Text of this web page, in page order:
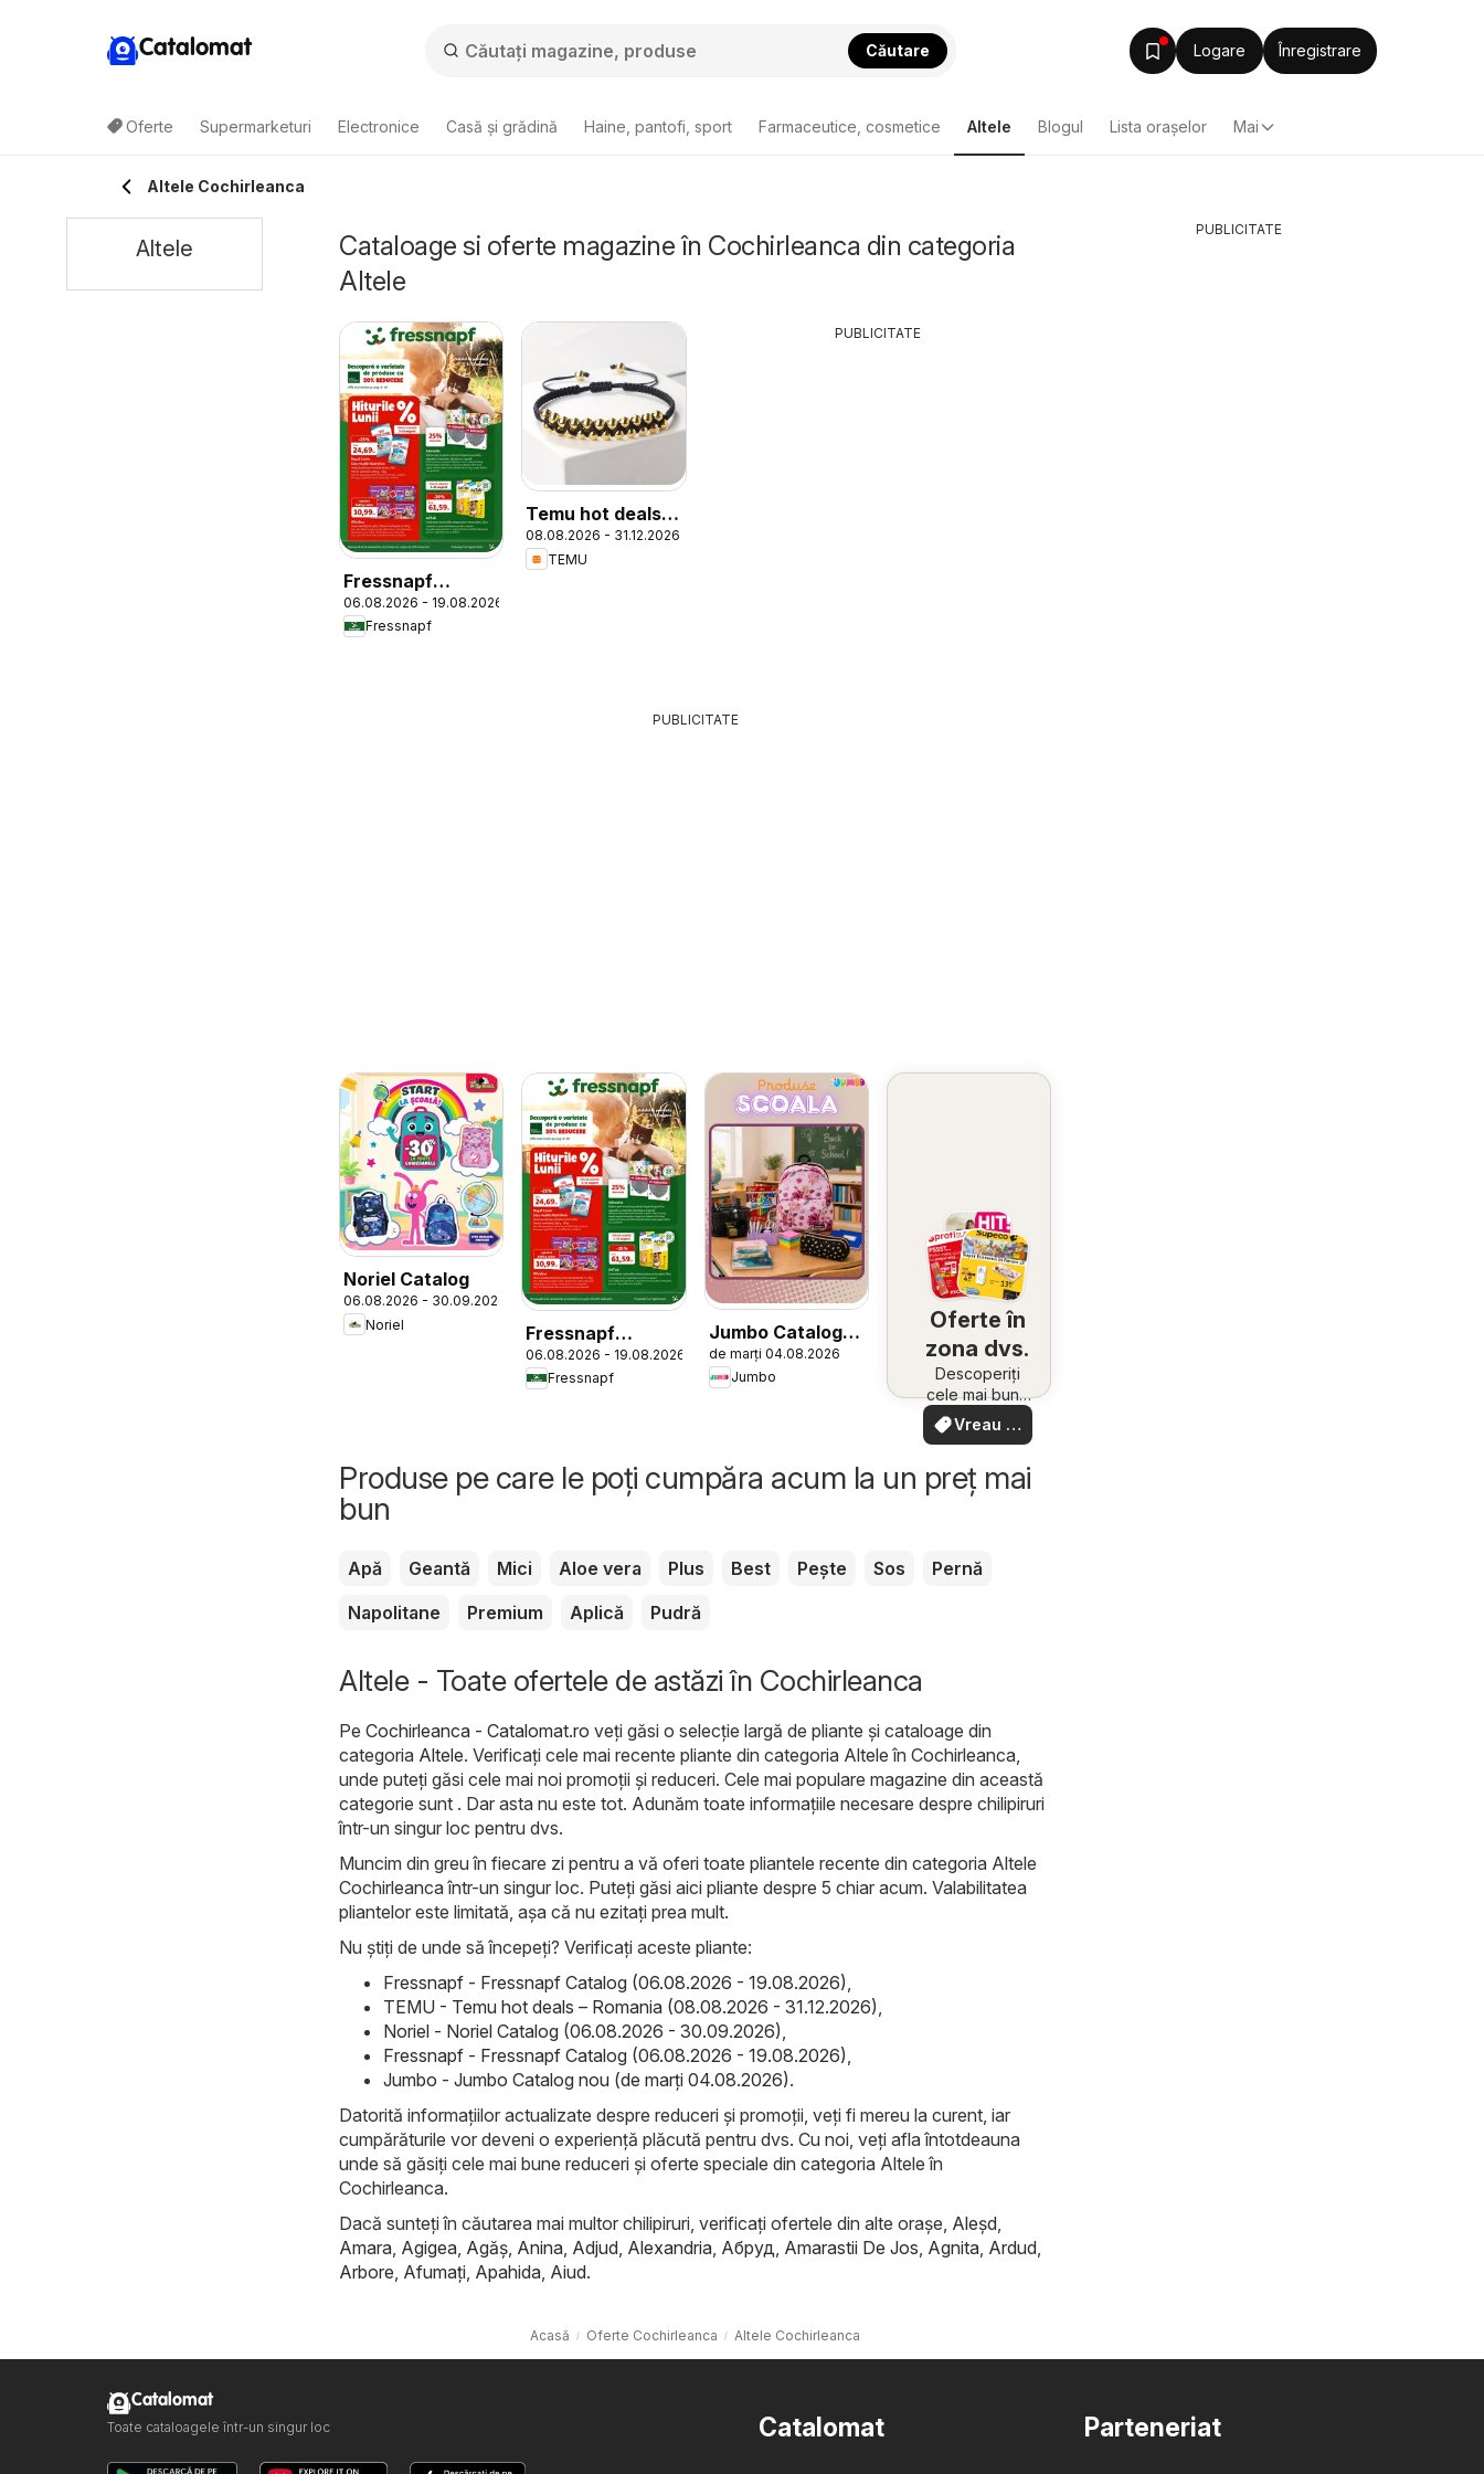
Catalomat Căutare Logare Înregistrare
Oferte Supermarketuri Electronice Casă și grădină Haine, pantofi, sport Farmaceutice, cosmetice Altele Blogul Lista oraşelor Mai
Altele Cochirleanca
Cataloage si oferte magazine în Cochirleanca din categoria
Altele
Fressnapf
Catalog
06.08.2026 - 19.08.2026
Fressnapf
Temu hot deals –
Romania
08.08.2026 - 31.12.2026
TEMU
PUBLICITATE
PUBLICITATE
Noriel Catalog
06.08.2026 - 30.09.2026
Noriel
Fressnapf
Catalog
06.08.2026 - 19.08.2026
Fressnapf
Jumbo Catalog
nou
de marți 04.08.2026
Jumbo
Oferte în
zona dvs.
Descoperiți
cele mai bune
oferte din
apropiere –
Vreau să
văd
Produse pe care le poți cumpăra acum la un preț mai
bun
Apă Geantă Mici Aloe vera Plus Best Pește Sos
Pernă
Napolitane
Premium Aplică Pudră
Altele - Toate ofertele de astăzi în Cochirleanca
Pe Cochirleanca - Catalomat.ro veți găsi o selecție largă de pliante și cataloage din
categoria Altele. Verificați cele mai recente pliante din categoria Altele în Cochirleanca,
unde puteți găsi cele mai noi promoții și reduceri. Cele mai populare magazine din această
categorie sunt . Dar asta nu este tot. Adunăm toate informațiile necesare despre chilipiruri
într-un singur loc pentru dvs.
Muncim din greu în fiecare zi pentru a vă oferi toate pliantele recente din categoria Altele
Cochirleanca într-un singur loc. Puteți găsi aici pliante despre 5 chiar acum. Valabilitatea
pliantelor este limitată, așa că nu ezitați prea mult.
Nu știți de unde să începeți? Verificați aceste pliante:
Fressnapf - Fressnapf Catalog (06.08.2026 - 19.08.2026)
TEMU - Temu hot deals – Romania (08.08.2026 - 31.12.2026)
Noriel - Noriel Catalog (06.08.2026 - 30.09.2026)
Fressnapf - Fressnapf Catalog (06.08.2026 - 19.08.2026)
Jumbo - Jumbo Catalog nou (de marți 04.08.2026).
Datorită informațiilor actualizate despre reduceri și promoții, veți fi mereu la curent, iar
cumpărăturile vor deveni o experiență plăcută pentru dvs. Cu noi, veți afla întotdeauna
unde să găsiți cele mai bune reduceri și oferte speciale din categoria Altele în
Cochirleanca.
Dacă sunteți în căutarea mai multor chilipiruri, verificați ofertele din alte orașe, Aleşd
Amara Agigea Agăş Anina Adjud Alexandria Абруд Amarastii De Jos Agnita Ardud
Arbore Afumaţi Apahida Aiud.
Acasă Oferte Cochirleanca Altele Cochirleanca
Altele
PUBLICITATE
Catalomat Parteneriat
Catalomat
Toate cataloagele într-un singur loc